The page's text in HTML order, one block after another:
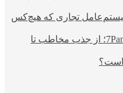
تجاری که هیچ‌کس
خدمات شبکه‌های اجتماعی 7Panel؛ از جذب مخاطب تا
است؟